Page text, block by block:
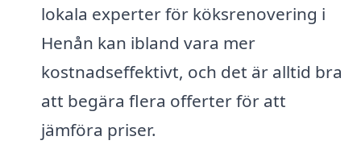
lokala experter för köksrenovering i
Henån kan ibland vara mer
kostnadseffektivt, och det är alltid bra
att begära flera offerter för att
jämföra priser.